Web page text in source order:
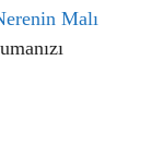
Malı